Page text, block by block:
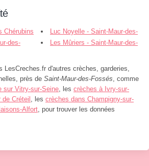
Chérubins
Luc Noyelle - Saint-Maur-des-
Fossés
des-
Les Mûriers - Saint-Maur-des-
LesCreches.fr d'autres crèches, garderies,
près de Saint-Maur-des-Fossés , comme
sur Vitry-sur-Seine , les crèches à Ivry-sur-
de Créteil , les crèches dans Champigny-sur-
Alfort , pour trouver les données